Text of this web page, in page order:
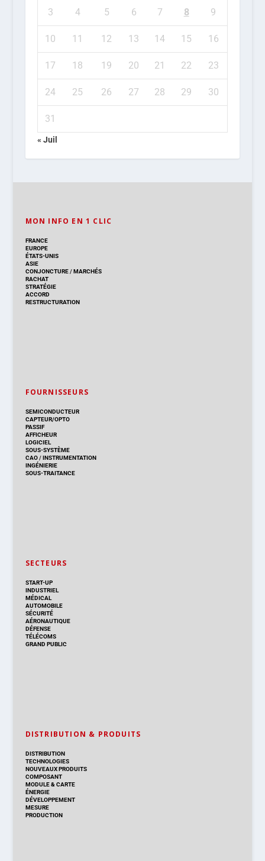
3 4 5 6 7 8 9
10 11 12 13 14 15 16
17 18 19 20 21 22 23
24 25 26 27 28 29 30
31
« Juil
MON INFO EN 1 CLIC
FRANCE
EUROPE
ÉTATS-UNIS
ASIE
CONJONCTURE/MARCHÉS
RACHAT
STRATÉGIE
ACCORD
RESTRUCTURATION
FOURNISSEURS
SEMICONDUCTEUR
CAPTEUR/OPTO
PASSIF
AFFICHEUR
LOGICIEL
SOUS-SYSTÈME
CAO/INSTRUMENTATION
INGÉNIERIE
SOUS-TRAITANCE
SECTEURS
START-UP
INDUSTRIEL
MÉDICAL
AUTOMOBILE
SÉCURITÉ
AÉRONAUTIQUE
DÉFENSE
TÉLÉCOMS
GRAND PUBLIC
DISTRIBUTION & PRODUITS
DISTRIBUTION
TECHNOLOGIES
NOUVEAUX PRODUITS
COMPOSANT
MODULE & CARTE
ÉNERGIE
DÉVELOPPEMENT
MESURE
PRODUCTION